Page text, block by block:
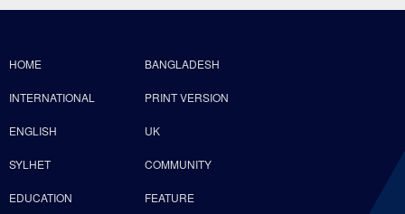
HOME BANGLADESH
INTERNATIONAL PRINT VERSION
ENGLISH UK
SYLHET COMMUNITY
EDUCATION FEATURE